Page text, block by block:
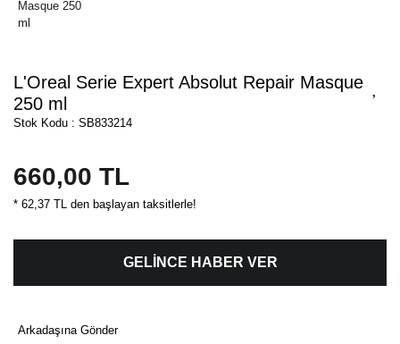
L'Oreal Serie Expert Absolut Repair Masque
250 ml
Stok Kodu : SB833214
660,00 TL
* 62,37 TL den başlayan taksitlerle!
GELİNCE HABER VER
Arkadaşına Gönder